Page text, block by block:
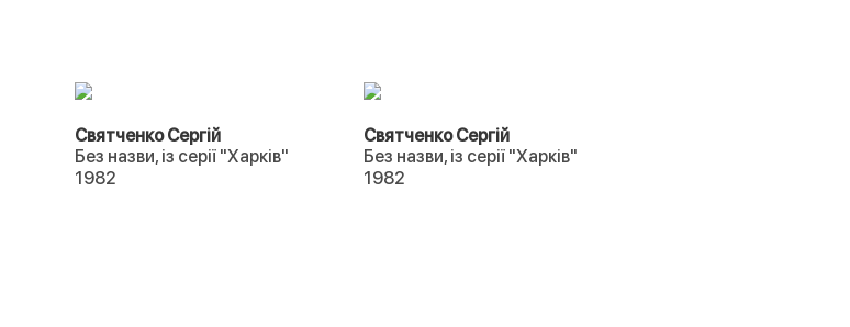
Святченко Сергій
Без назви, із серії "Харків"
1982
Святченко Сергій
Без назви, із серії "Харків"
1982